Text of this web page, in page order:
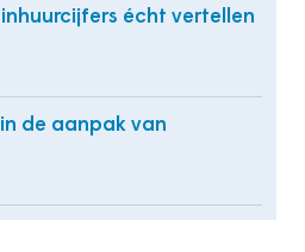
écht vertellen
de aanpak van